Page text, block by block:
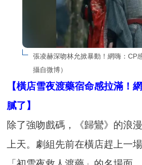
張凌赫深吻林允掀暴動！網嗨：CP
攝自微博）
【橫店雪夜渡藥宿命感拉滿！
膩了】
除了強吻戲碼，《歸鸞》的浪
上天。劇組先前在橫店趕上一